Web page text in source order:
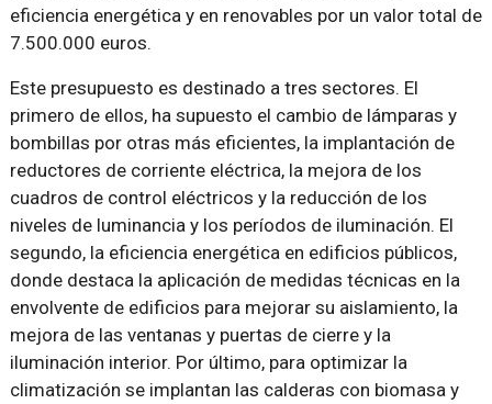
eficiencia energética y en renovables por un valor total de
7.500.000 euros.
Este presupuesto es destinado a tres sectores. El
primero de ellos, ha supuesto el cambio de lámparas y
bombillas por otras más eficientes, la implantación de
reductores de corriente eléctrica, la mejora de los
cuadros de control eléctricos y la reducción de los
niveles de luminancia y los períodos de iluminación. El
segundo, la eficiencia energética en edificios públicos,
donde destaca la aplicación de medidas técnicas en la
envolvente de edificios para mejorar su aislamiento, la
mejora de las ventanas y puertas de cierre y la
iluminación interior. Por último, para optimizar la
climatización se implantan las calderas con biomasa y